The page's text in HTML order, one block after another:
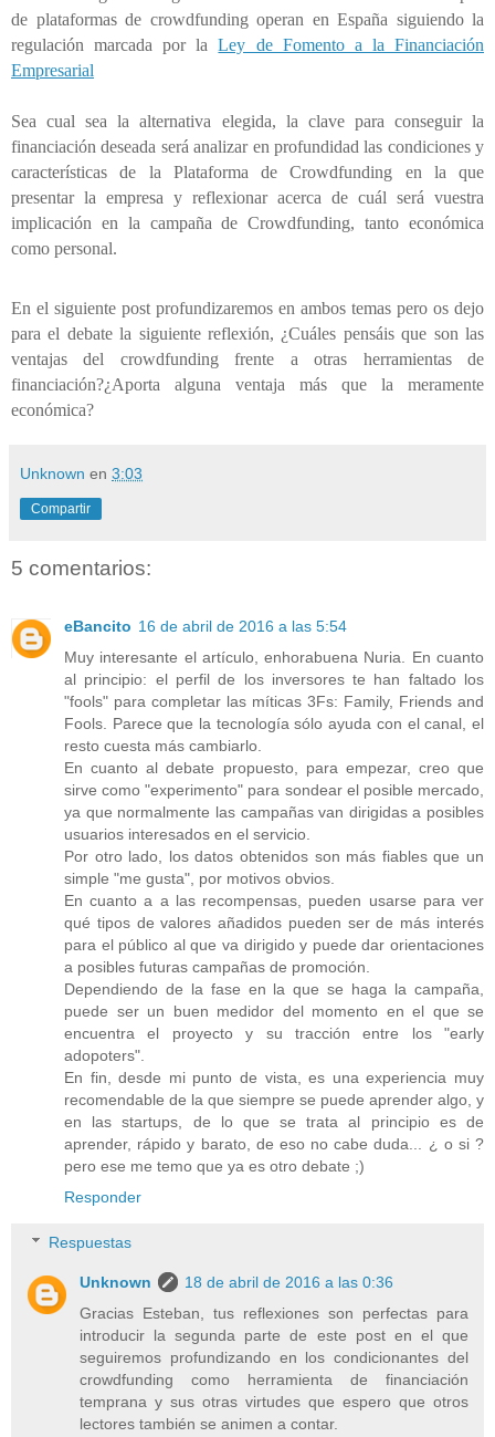
de plataformas de crowdfunding operan en España siguiendo la
regulación marcada por laLey de Fomento a la Financiación
Empresarial
Sea cual sea la alternativa elegida, la clave para conseguir la
financiación deseada será analizar en profundidad las condiciones y
características de la Plataforma de Crowdfunding en la que
presentar la empresa y reflexionar acerca de cuál será vuestra
implicación en la campaña de Crowdfunding, tanto económica
como personal.
En el siguiente post profundizaremos en ambos temas pero os dejo
para el debate la siguiente reflexión, ¿Cuáles pensáis que son las
ventajas del crowdfunding frente a otras herramientas de
financiación?¿Aporta alguna ventaja más que la meramente
económica?
Unknown en 3:03
Compartir
5 comentarios:
eBancito 16 de abril de 2016 a las 5:54
Muy interesante el artículo, enhorabuena Nuria. En cuanto
al principio: el perfil de los inversores te han faltado los
"fools" para completar las míticas 3Fs: Family, Friends and
Fools. Parece que la tecnología sólo ayuda con el canal, el
resto cuesta más cambiarlo.
En cuanto al debate propuesto, para empezar, creo que
sirve como "experimento" para sondear el posible mercado,
ya que normalmente las campañas van dirigidas a posibles
usuarios interesados en el servicio.
Por otro lado, los datos obtenidos son más fiables que un
simple "me gusta", por motivos obvios.
En cuanto a a las recompensas, pueden usarse para ver
qué tipos de valores añadidos pueden ser de más interés
para el público al que va dirigido y puede dar orientaciones
a posibles futuras campañas de promoción.
Dependiendo de la fase en la que se haga la campaña,
puede ser un buen medidor del momento en el que se
encuentra el proyecto y su tracción entre los "early
adopoters".
En fin, desde mi punto de vista, es una experiencia muy
recomendable de la que siempre se puede aprender algo, y
en las startups, de lo que se trata al principio es de
aprender, rápido y barato, de eso no cabe duda... ¿ o si ?
pero ese me temo que ya es otro debate ;)
Responder
Respuestas
Unknown
18 de abril de 2016 a las 0:36
Gracias Esteban, tus reflexiones son perfectas para
introducir la segunda parte de este post en el que
seguiremos profundizando en los condicionantes del
crowdfunding como herramienta de financiación
temprana y sus otras virtudes que espero que otros
lectores también se animen a contar.